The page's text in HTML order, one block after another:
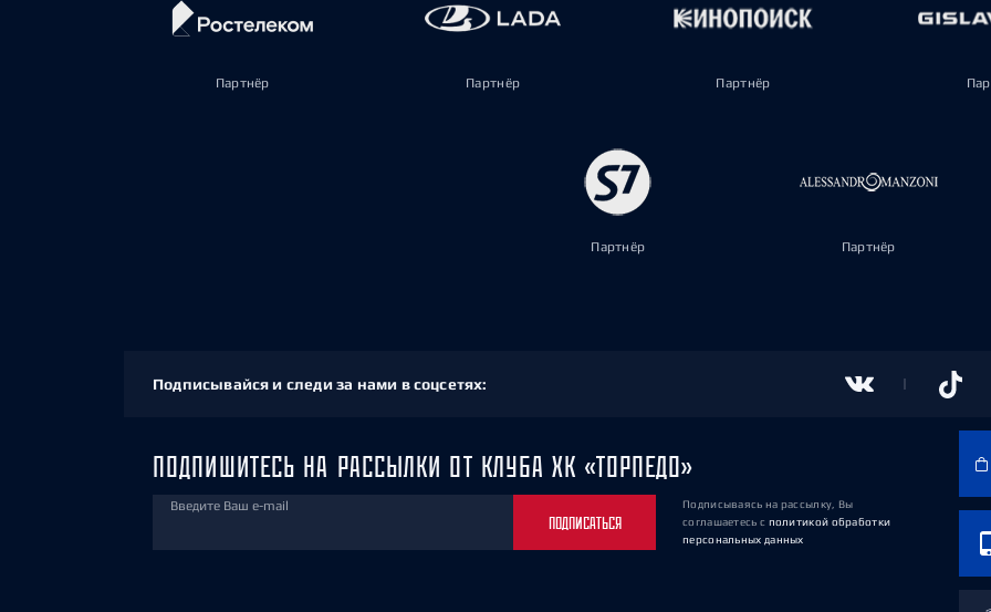
Партнёр Партнёр Партнёр
Партнёр Партнёр
Подписывайся и следи за нами в соцсетях:
ПОДПИШИТЕСЬ НА РАССЫЛКИ ОТ КЛУБА ХК «ТОРПЕДО»
Введите Ваш e-mail
ПОДПИСАТЬСЯ
Подписываясь на рассылку, Вы
соглашаетесь с политикой обработки
персональных данных